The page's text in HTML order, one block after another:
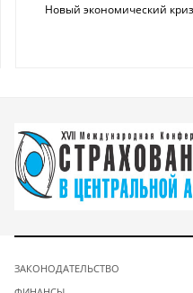
Новый экономический
ЗАКОНОДАТЕЛЬСТВО